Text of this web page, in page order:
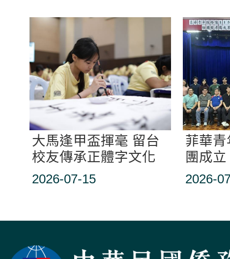
大馬逢甲盃揮毫 留台
校友傳承正體字文化
2026-07-15
菲華
團成
享赴臺
2026-